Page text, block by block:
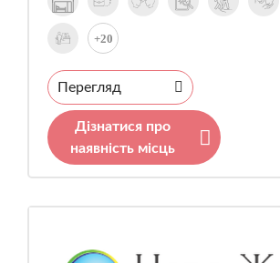
+20
Перегляд
Дізнатися про
наявність місць